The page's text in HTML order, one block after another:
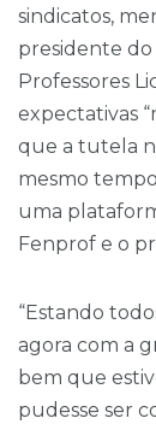
sindicatos,
presidente do
Professores
expectativas
que a tutela
mesmo
uma
Fenprof e o
“Estando
agora com a
bem que
pudesse ser